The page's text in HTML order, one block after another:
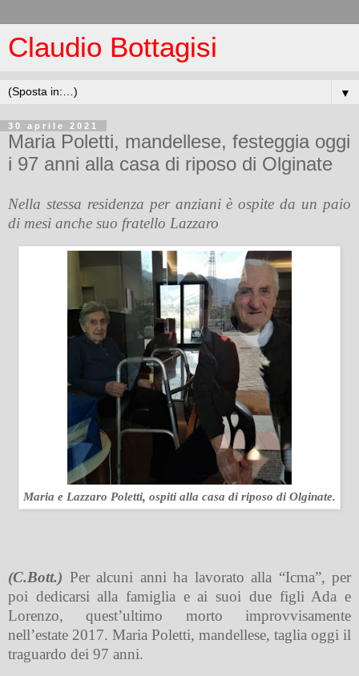
Claudio Bottagisi
▼
30 aprile 2021
Maria Poletti, mandellese, festeggia oggi
i 97 anni alla casa di riposo di Olginate
Nella stessa residenza per anziani è ospite da un paio
di mesi anche suo fratello Lazzaro
Maria e Lazzaro Poletti, ospiti alla casa di riposo di Olginate.
(C.Bott.) Per alcuni anni ha lavorato alla “Icma”, per
poi dedicarsi alla famiglia e ai suoi due figli Ada e
Lorenzo, quest’ultimo morto improvvisamente
nell’estate 2017. Maria Poletti, mandellese, taglia oggi il
traguardo dei 97 anni.